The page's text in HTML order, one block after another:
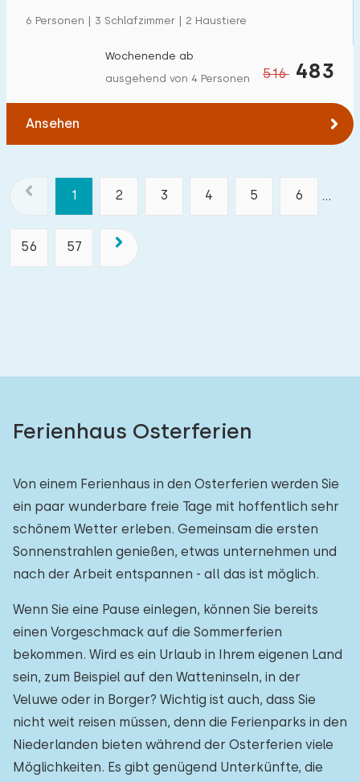
6 Personen | 3 Schlafzimmer | 2 Haustiere
516 483
Wochenende ab
ausgehend von 4 Personen
Ansehen
1 2 3 4 5 6 ...
56 57
Ferienhaus Osterferien
Von einem Ferienhaus in den Osterferien werden Sie
ein paar wunderbare freie Tage mit hoffentlich sehr
schönem Wetter erleben. Gemeinsam die ersten
Sonnenstrahlen genießen, etwas unternehmen und
nach der Arbeit entspannen - all das ist möglich.
Wenn Sie eine Pause einlegen, können Sie bereits
einen Vorgeschmack auf die Sommerferien
bekommen. Wird es ein Urlaub in Ihrem eigenen Land
sein, zum Beispiel auf den Watteninseln, in der
Veluwe oder in Borger? Wichtig ist auch, dass Sie
nicht weit reisen müssen, denn die Ferienparks in den
Niederlanden bieten während der Osterferien viele
Möglichkeiten. Es gibt genügend Unterkünfte, die